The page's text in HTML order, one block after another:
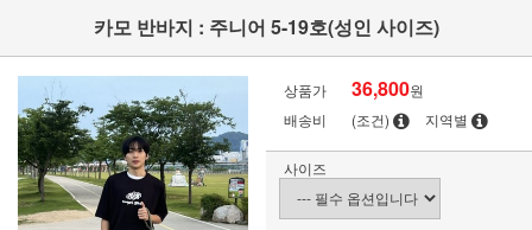
카모 반바지 : 주니어 5-19호(성인 사이즈)
상품가 36,800원
배송비
(조건) 지역별
사이즈